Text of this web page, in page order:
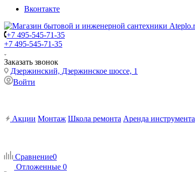
Вконтакте
+7 495-545-71-35
+7 495-545-71-35
Заказать звонок
Дзержинский, Дзержинское шоссе, 1
Войти
Акции Монтаж Школа ремонта Аренда инструмента
Сравнение0
Отложенные 0